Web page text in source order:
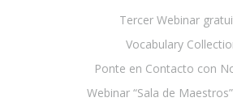
Tercer Webinar
Vocabulary
Ponte en Contacto con
Webinar “Sala de